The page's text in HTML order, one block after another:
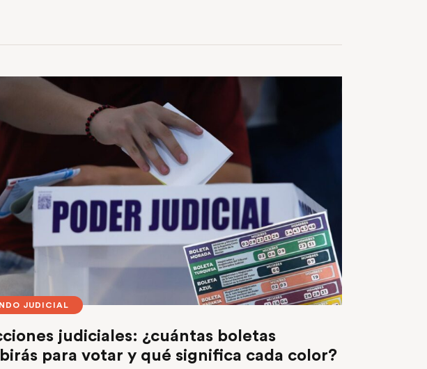
JUDICIAL
judiciales: ¿cuántas boletas
para votar y qué significa cada color?